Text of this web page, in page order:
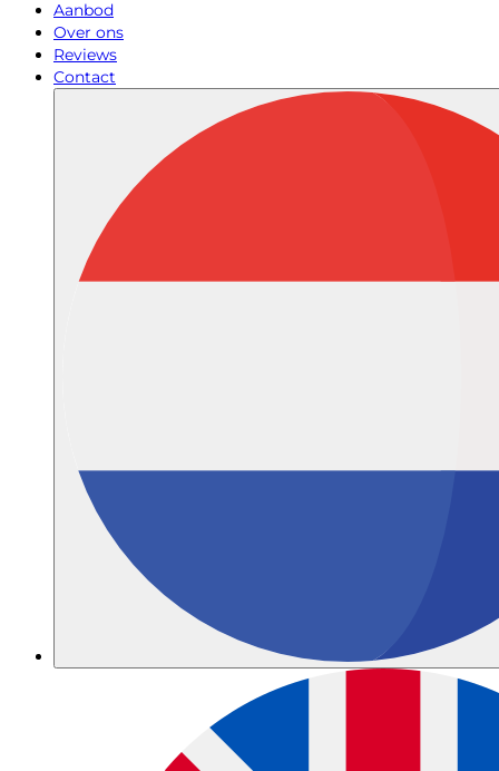
Aanbod
Over ons
Reviews
Contact